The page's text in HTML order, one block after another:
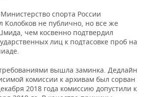
спорта России
Колобков не публично, но все же
чем косвенно подтвердил
лиц к подтасовке проб на
вышла заминка. Дедлайн
комиссии к архивам был сорван
2018 года комиссию допустили к